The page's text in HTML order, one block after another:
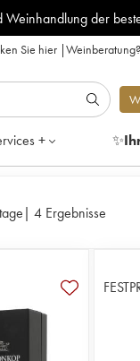
Weinhandlung der
Sie hier|Weinberatung?
+ ✨
| 4 Ergebnisse